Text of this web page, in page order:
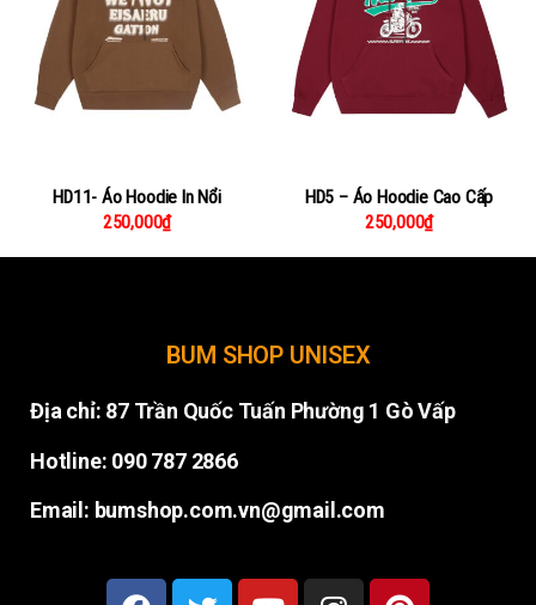
HD11- Áo Hoodie In Nổi
250,000₫
HD5 – Áo Hoodie Cao Cấp
250,000₫
BUM SHOP UNISEX
Địa chỉ: 87 Trần Quốc Tuấn Phường 1 Gò Vấp
Hotline: 090 787 2866
Email: bumshop.com.vn@gmail.com